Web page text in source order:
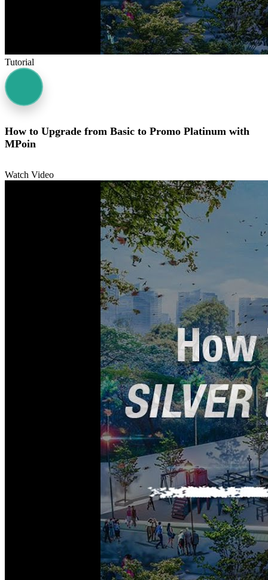
Tutorial
How to Upgrade from Basic to Promo Platinum with
MPoin
Watch Video